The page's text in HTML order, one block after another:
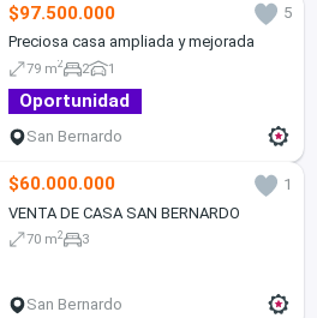
$97.500.000
5
Preciosa casa ampliada y mejorada
79 m2 2 1
Oportunidad
San Bernardo
$60.000.000
1
VENTA DE CASA SAN BERNARDO
70 m2 3
San Bernardo